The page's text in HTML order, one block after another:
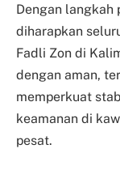
Dengan langkah
diharapkan
Fadli Zon di
dengan aman,
memperkuat
keamanan di
pesat.